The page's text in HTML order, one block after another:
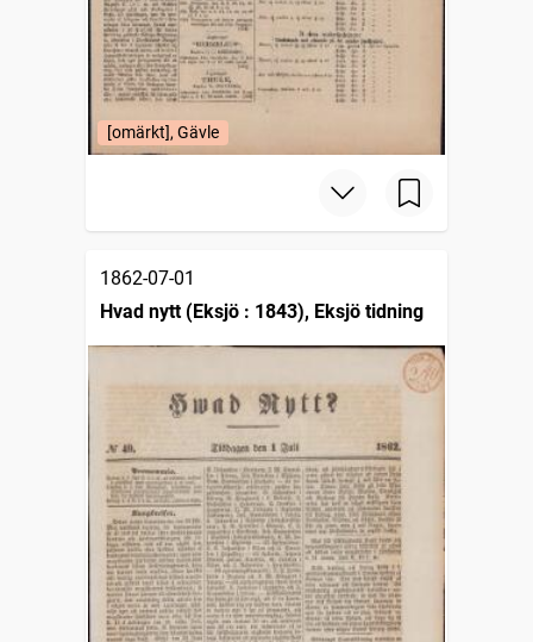
[omärkt], Gävle
1862-07-01
Hvad nytt (Eksjö : 1843), Eksjö tidning